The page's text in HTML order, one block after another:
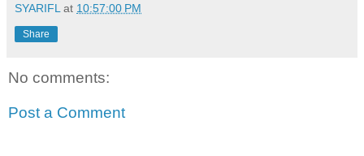
SYARIFL at 10:57:00 PM
Share
No comments:
Post a Comment